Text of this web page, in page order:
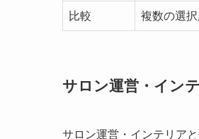
比較 複数の選
サロン運営・イン
サロン運営・インテリア